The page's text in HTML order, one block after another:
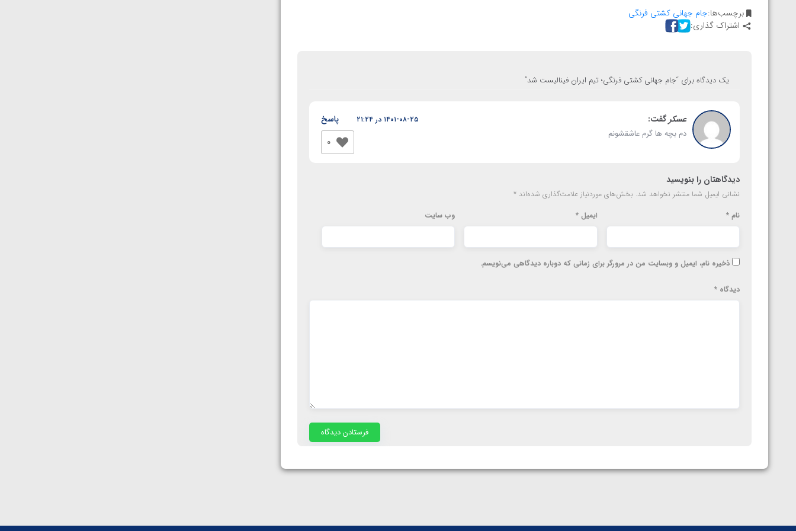
برچسب‌ها:جام جهانی کشتی فرنگی
اشتراک گذاری:
یک دیدگاه برای “جام جهانی کشتی فرنگی؛ تیم ایران فینالیست شد”
عسکر گفت: ۱۴۰۱-۰۸-۲۵ در ۲۱:۲۴
دم بچه ها گرم عاشقشونم
0
پاسخ
دیدگاهتان را بنویسید
نشانی ایمیل شما منتشر نخواهد شد. بخش‌های موردنیاز علامت‌گذاری شده‌اند *
نام * ایمیل* وب‌ سایت
ذخیره نام، ایمیل و وبسایت من در مرورگر برای زمانی که دوباره دیدگاهی می‌نویسم.
دیدگاه *